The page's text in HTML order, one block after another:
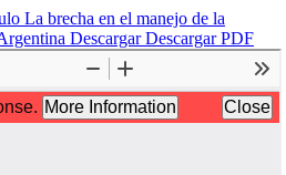
La brecha en el manejo de la
DescargarDescargar PDF